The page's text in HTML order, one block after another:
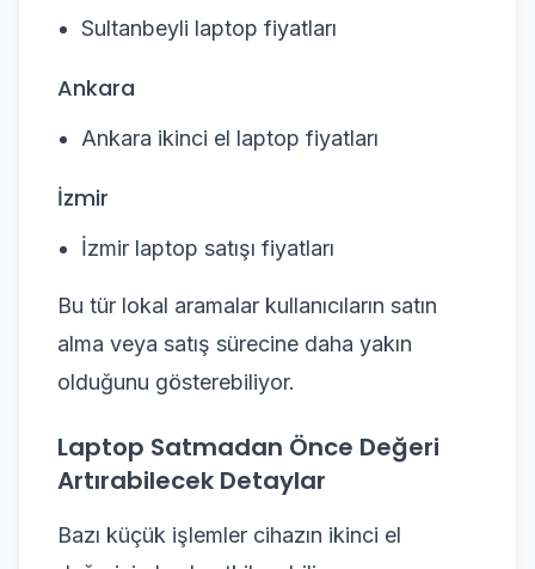
Sultanbeyli laptop fiyatları
Ankara
Ankara ikinci el laptop fiyatları
İzmir
İzmir laptop satışı fiyatları
Bu tür lokal aramalar kullanıcıların satın
alma veya satış sürecine daha yakın
olduğunu gösterebiliyor.
Laptop Satmadan Önce Değeri
Artırabilecek Detaylar
Bazı küçük işlemler cihazın ikinci el